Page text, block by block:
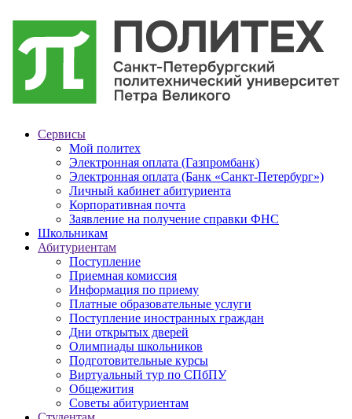
Сервисы
Мой политех
Электронная оплата (Газпромбанк)
Электронная оплата (Банк «Санкт-Петербург»)
Личный кабинет абитуриента
Корпоративная почта
Заявление на получение справки ФНС
Школьникам
Абитуриентам
Поступление
Приемная комиссия
Информация по приему
Платные образовательные услуги
Поступление иностранных граждан
Дни открытых дверей
Олимпиады школьников
Подготовительные курсы
Виртуальный тур по СПбПУ
Общежития
Советы абитуриентам